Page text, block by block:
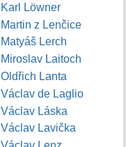
Karl Löwner
Martin z Lenčice
Matyáš Lerch
Miroslav Laitoch
Oldřich Lanta
Václav de Laglio
Václav Láska
Václav Lavička